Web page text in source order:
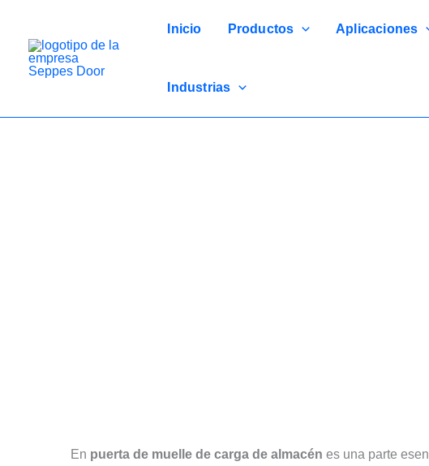
contenido
Inicio Productos Aplicaciones
Industrias
En puerta de muelle de carga de almacén es una parte